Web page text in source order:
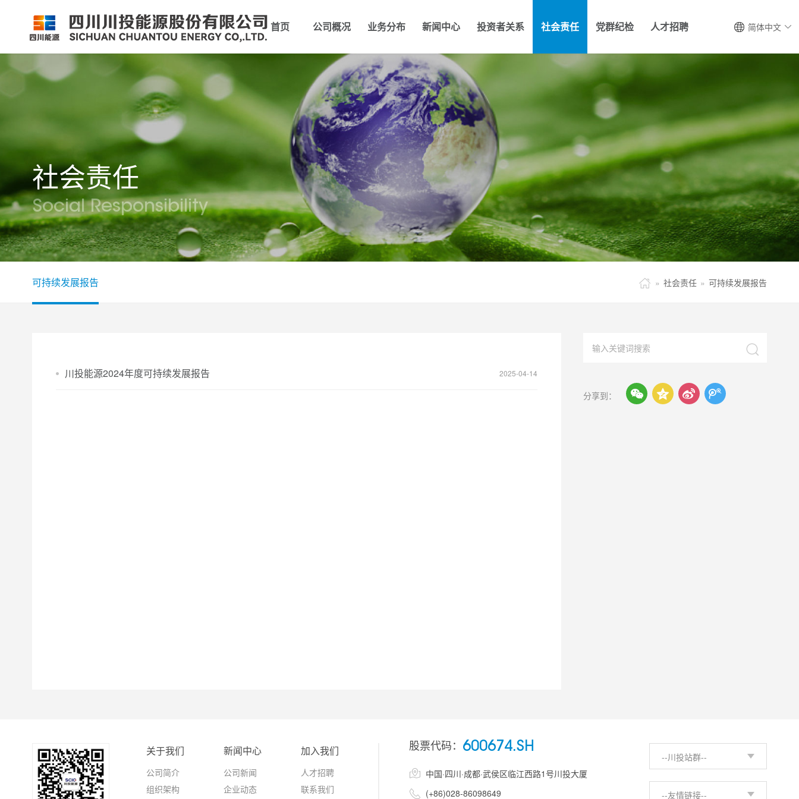
简体中文
首页 公司概况 业务分布 新闻中心 投资者关系 社会责任 党群纪检 人才招聘
公司简介 组织架构 领导团队 企业荣誉
公司新闻 企业动态 公示公告
公司资料 股票信息 最新公告 公司邮箱
党群工作 纪检监察
社会责任
Social Responsibility
可持续发展报告  » 社会责任 » 可持续发展报告
川投能源2024年度可持续发展报告 2025-04-14

分享到：    
关于我们
公司简介
组织架构
新闻中心
公司新闻
企业动态
加入我们
人才招聘
联系我们
股票代码： 600674.SH
 中国·四川·成都·武侯区临江西路1号川投大厦
 (+86)028-86098649
--川投站群--
--友情链接--